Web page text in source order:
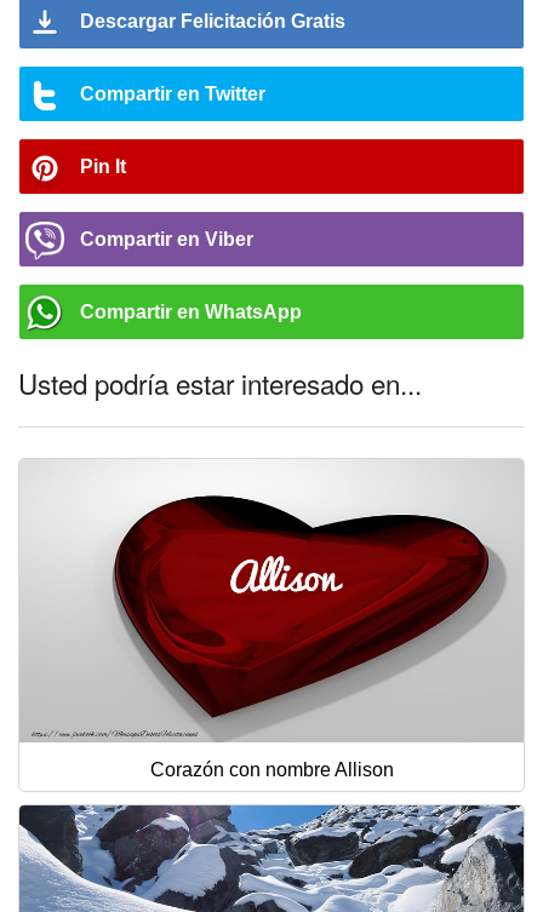
Descargar Felicitación Gratis
Compartir en Twitter
Pin It
Compartir en Viber
Compartir en WhatsApp
Usted podría estar interesado en...
Corazón con nombre Allison